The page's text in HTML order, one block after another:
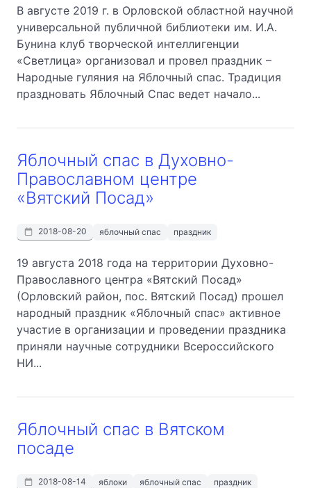
В августе 2019 г. в Орловской областной научной
универсальной публичной библиотеки им. И.А.
Бунина клуб творческой интеллигенции
«Светлица» организовал и провел праздник –
Народные гуляния на Яблочный спас. Традиция
праздновать Яблочный Спас ведет начало...
Яблочный спас в Духовно-
Православном центре
«Вятский Посад»
2018-08-20 яблочный спас праздник
19 августа 2018 года на территории Духовно-
Православного центра «Вятский Посад»
(Орловский район, пос. Вятский Посад) прошел
народный праздник «Яблочный спас» активное
участие в организации и проведении праздника
приняли научные сотрудники Всероссийского
НИ...
Яблочный спас в Вятском
посаде
2018-08-14 яблоки яблочный спас праздник